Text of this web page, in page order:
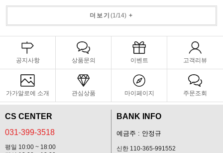
더보기 (1/14) +
공지사항 상품문의 이벤트 고객리뷰
가가알로에 소개 관심상품 마이페이지 주문조회
CS CENTER
031-399-3518
평일 10:00 ~ 18:00
BANK INFO
예금주 : 안정규
신한 110-365-991552